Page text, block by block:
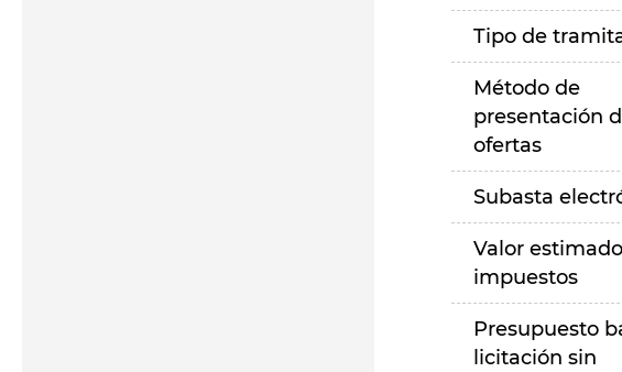
Tipo de
Método de
presentación
ofertas
Subasta
Valor
impuestos
Presupuesto
licitación sin